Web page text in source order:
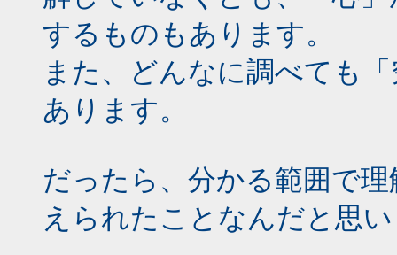
するものもあります。
また、どんなに調べても
あります。
だったら、分かる範囲で
えられたことなんだと思